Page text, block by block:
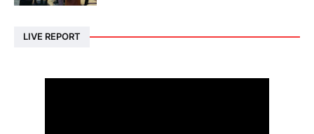
LIVE REPORT